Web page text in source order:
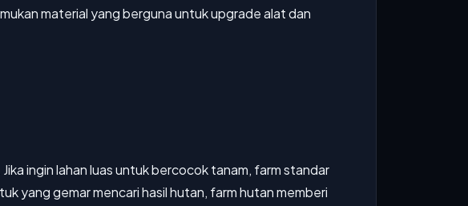
material yang berguna untuk upgrade alat dan
ingin lahan luas untuk bercocok tanam, farm standar
yang gemar mencari hasil hutan, farm hutan memberi